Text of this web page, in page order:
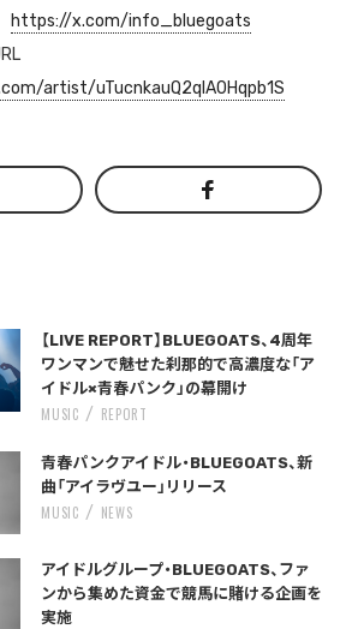
https://x.com/info_bluegoats
artist/uTucnkauQ2qlA0Hqpb1S
【LIVE REPORT】BLUEGOATS、4周年
ワンマンで魅せた刹那的で高濃度な「ア
イドル×青春パンク」の幕開け
MUSIC REPORT
青春パンクアイドル・BLUEGOATS、新
曲「アイラヴユー」リリース
MUSIC NEWS
アイドルグループ・BLUEGOATS、ファ
ンから集めた資金で競馬に賭ける企画を
実施